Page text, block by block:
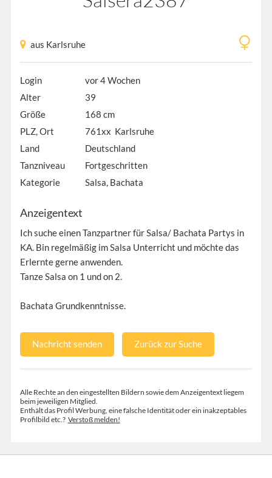
aus Karlsruhe
Login
vor 4 Wochen
Alter
39
Größe
168 cm
PLZ, Ort
761xx Karlsruhe
Land
Deutschland
Tanzniveau
Fortgeschritten
Kategorie
Salsa, Bachata
Anzeigentext
Ich suche einen Tanzpartner für Salsa/ Bachata Partys in
KA. Bin regelmäßig im Salsa Unterricht und möchte das
Erlernte gerne anwenden.
Tanze Salsa on 1 und on 2.
Bachata Grundkenntnisse.
Nachricht senden Zurück zur Suche
Alle Rechte an den eingestellten Bildern sowie dem Anzeigentext liegem
beim jeweiligen Mitglied.
Enthält das Profil Werbung, eine falsche Identität oder ein inakzeptables
Profilbild etc.? Verstoß melden!